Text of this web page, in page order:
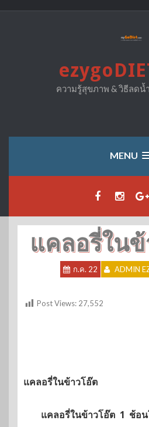
ความรู้สุขภาพ & วิธีลดน้
MENU
แคลอรี่ใน
ก.ค. 22 ADMIN
Post Views: 27,552
แคลอรี่ในข้าวโอ๊ต
แคลอรี่ในข้าวโอ๊ต 1 ช้อ